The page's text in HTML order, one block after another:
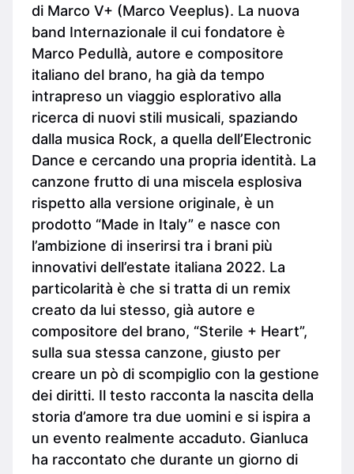
di Marco V+ (Marco Veeplus). La nuova
band Internazionale il cui fondatore è
Marco Pedullà, autore e compositore
italiano del brano, ha già da tempo
intrapreso un viaggio esplorativo alla
ricerca di nuovi stili musicali, spaziando
dalla musica Rock, a quella dell’Electronic
Dance e cercando una propria identità. La
canzone frutto di una miscela esplosiva
rispetto alla versione originale, è un
prodotto “Made in Italy” e nasce con
l’ambizione di inserirsi tra i brani più
innovativi dell’estate italiana 2022. La
particolarità è che si tratta di un remix
creato da lui stesso, già autore e
compositore del brano, “Sterile + Heart”,
sulla sua stessa canzone, giusto per
creare un pò di scompiglio con la gestione
dei diritti. Il testo racconta la nascita della
storia d’amore tra due uomini e si ispira a
un evento realmente accaduto. Gianluca
ha raccontato che durante un giorno di